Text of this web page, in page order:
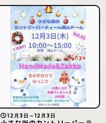
12月3日～12月3日